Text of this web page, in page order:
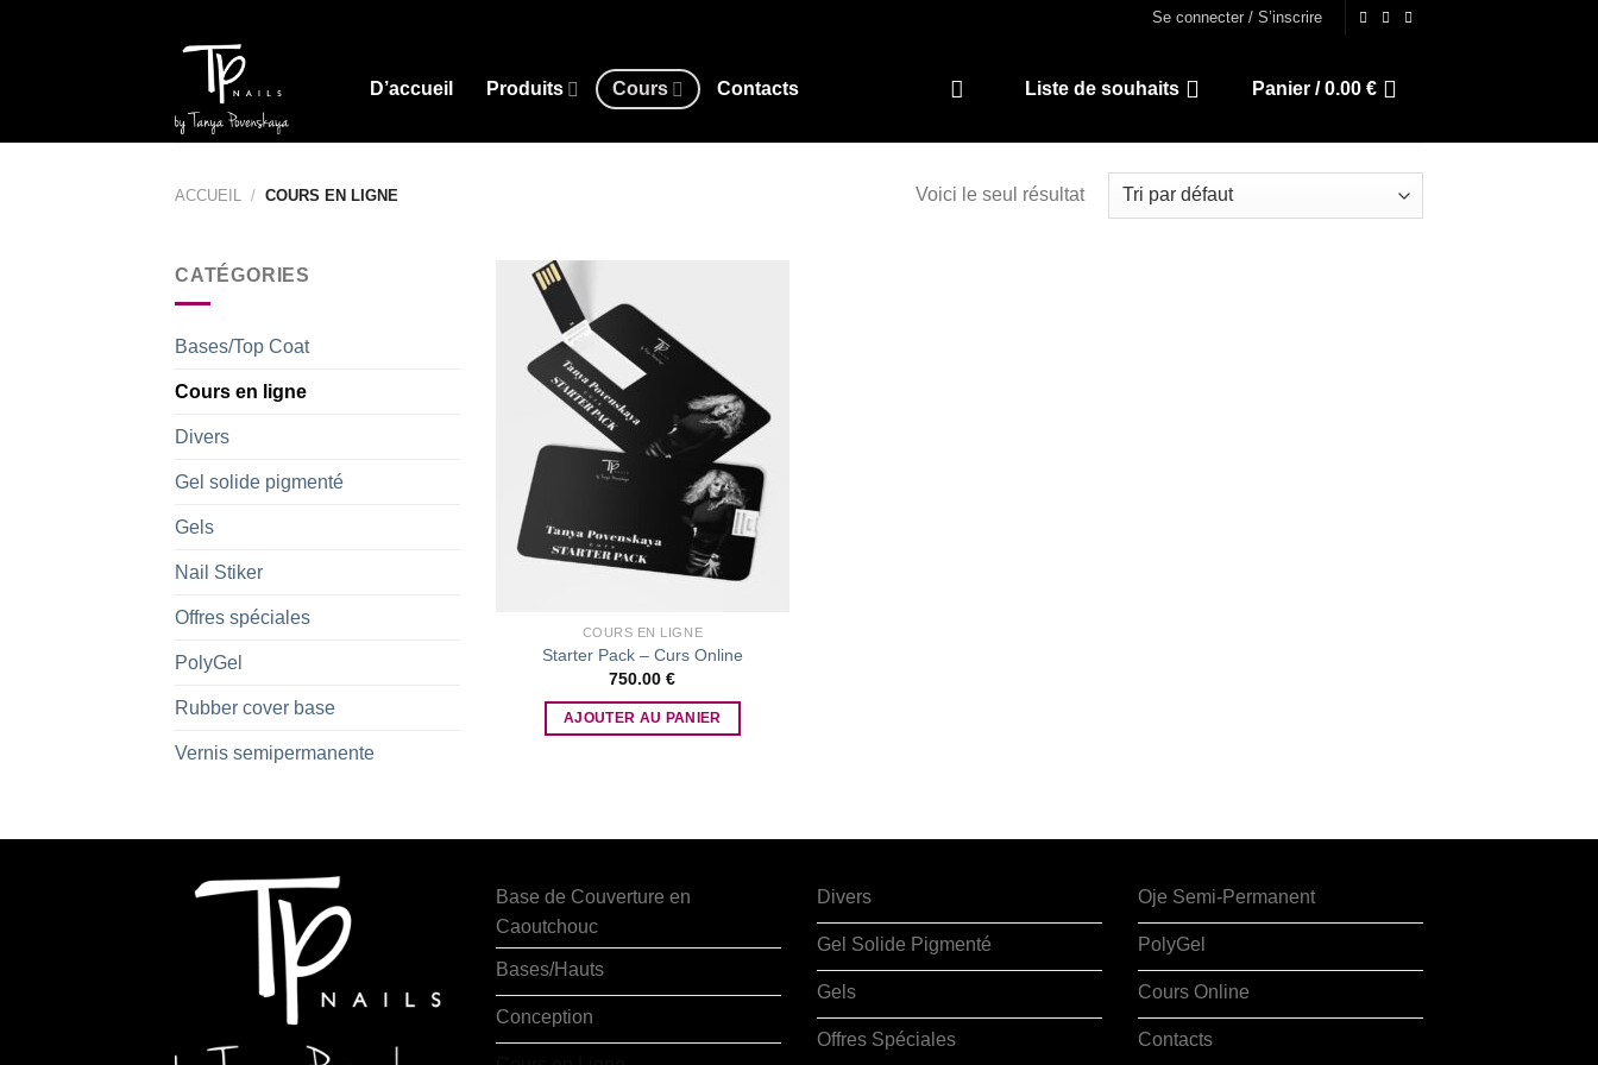
Se connecter / S’inscrire
D’accueil Produits Cours Contacts Liste de souhaits Panier /0.00 €
ACCUEIL / COURS EN LIGNE Voici le seul résultat
CATÉGORIES
Bases/Top Coat
Cours en ligne
Divers
Gel solide pigmenté
Gels
Nail Stiker
Offres spéciales
PolyGel
Rubber cover base
Vernis semipermanente
wishlist
COURS EN LIGNE
Starter Pack – Curs Online
750.00€
AJOUTER AU PANIER
Base de Couverture en
Caoutchouc
Bases/Hauts
Conception
Divers
Gel Solide Pigmenté
Gels
Offres Spéciales
Oje Semi-Permanent
PolyGel
Cours Online
Contacts